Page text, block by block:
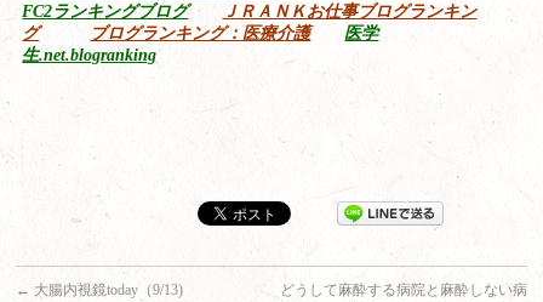
FC2ランキングブログ
ＪＲＡＮＫお仕事ブログランキン
グ
ブログランキング：医療介護
医学
生.net.blogranking
← 大腸内視鏡today（9/13)
どうして麻酔する病院と麻酔しない病